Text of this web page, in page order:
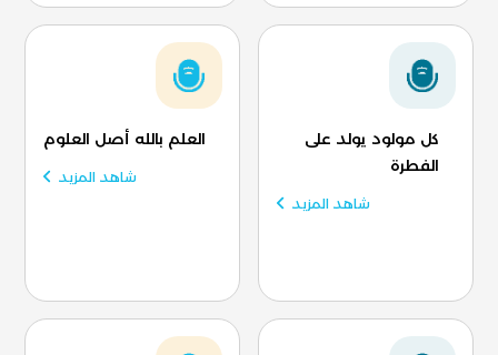
كل مولود يولد على
الفطرة
شاهد المزيد
العلم بالله أصل العلوم
شاهد المزيد